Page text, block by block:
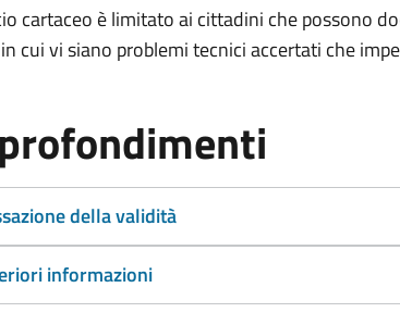
cartaceo è limitato ai cittadini che possono
cui vi siano problemi tecnici accertati che
della validità
informazioni